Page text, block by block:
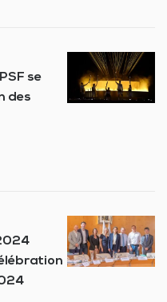
se
des